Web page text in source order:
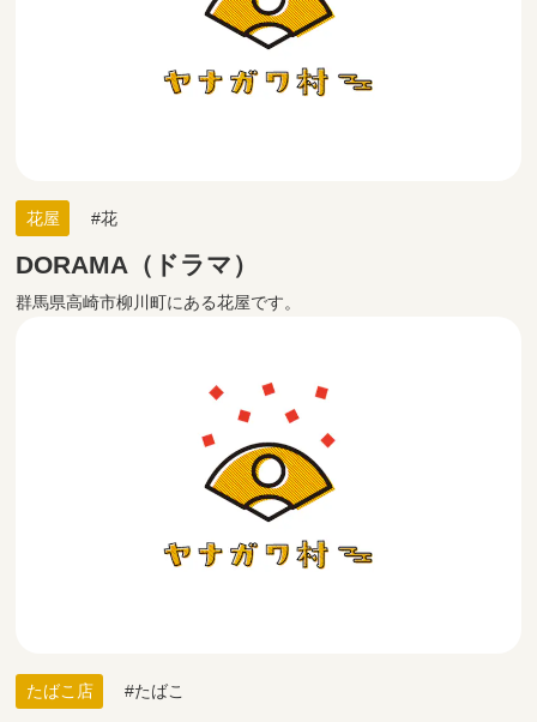
花屋 花
DORAMA（ドラマ）
群馬県高崎市柳川町にある花屋です。
たばこ店 たばこ